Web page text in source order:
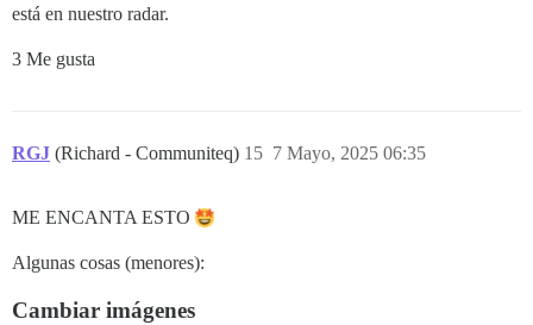
está en nuestro radar.
3 Me gusta
RGJ (Richard - Communiteq) 7 Mayo, 2025 06:35
15
ME ENCANTA ESTO
Algunas cosas (menores):
Cambiar imágenes